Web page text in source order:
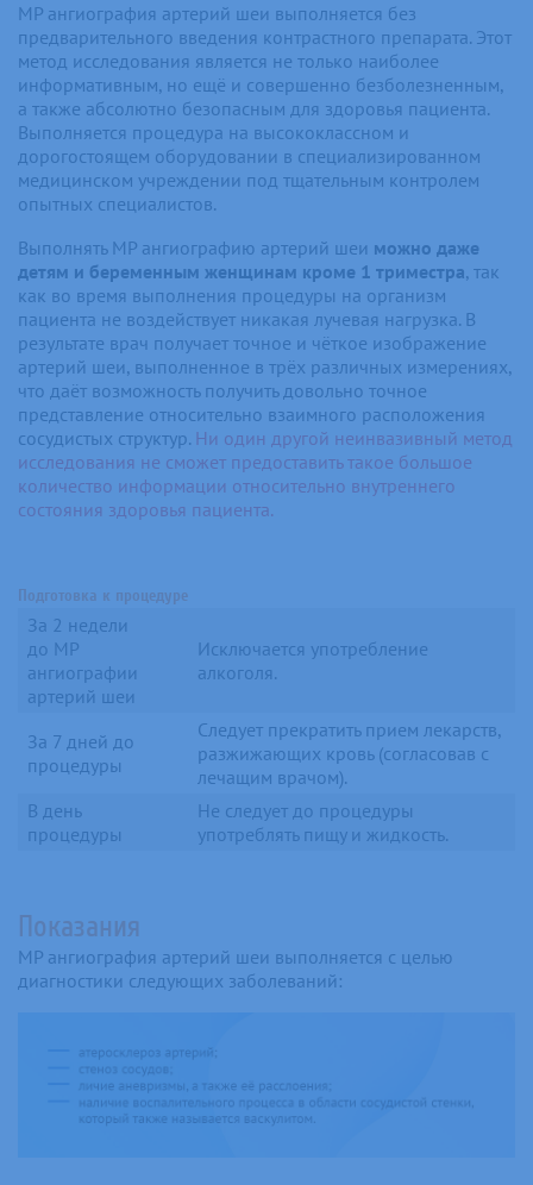
МР ангиография артерий шеи выполняется без
предварительного введения контрастного препарата. Этот
метод исследования является не только наиболее
информативным, но ещё и совершенно безболезненным,
а также абсолютно безопасным для здоровья пациента.
Выполняется процедура на высококлассном и
дорогостоящем оборудовании в специализированном
медицинском учреждении под тщательным контролем
опытных специалистов.
Выполнять МР ангиографию артерий шеи можно даже
детям и беременным женщинам кроме 1 триместра, так
как во время выполнения процедуры на организм
пациента не воздействует никакая лучевая нагрузка. В
результате врач получает точное и чёткое изображение
артерий шеи, выполненное в трёх различных измерениях,
что даёт возможность получить довольно точное
представление относительно взаимного расположения
сосудистых структур. Ни один другой неинвазивный метод
исследования не сможет предоставить такое большое
количество информации относительно внутреннего
состояния здоровья пациента.
Подготовка к процедуре
За 2 недели
до МР
ангиографии
артерий шеи
Исключается употребление
алкоголя.
За 7 дней до
процедуры
Следует прекратить прием лекарств,
разжижающих кровь (согласовав с
лечащим врачом).
В день
процедуры
Не следует до процедуры
употреблять пищу и жидкость.
Показания
МР ангиография артерий шеи выполняется с целью
диагностики следующих заболеваний: